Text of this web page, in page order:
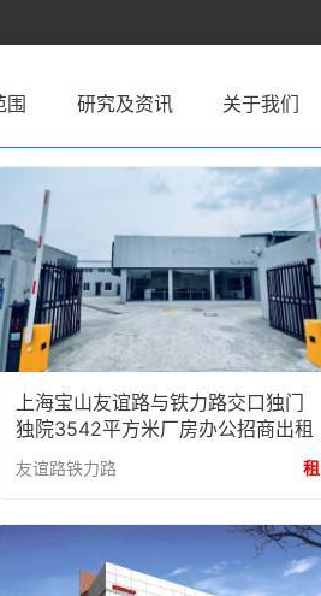
围 研究及资讯 关于我们
上海宝山友谊路与铁力路交口独门
独院3542平方米厂房办公招商出租
友谊路铁力路 租